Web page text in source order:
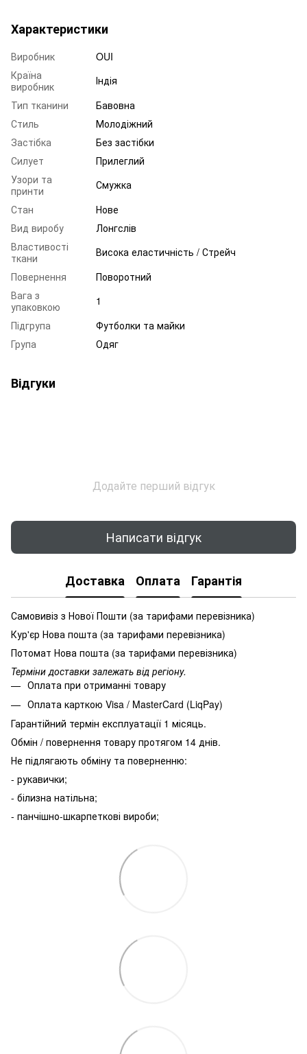
Характеристики
Виробник
OUI
Країна
виробник
Індія
Тип тканини
Бавовна
Стиль
Молодіжний
Застібка
Без застібки
Силует
Прилеглий
Узори та
принти
Смужка
Стан
Нове
Вид виробу
Лонгслів
Властивості
ткани
Висока еластичність / Стрейч
Повернення
Поворотний
Вага з
упаковкою
1
Підгрупа
Футболки та майки
Група
Одяг
Відгуки
Додайте перший відгук
Написати відгук
Доставка Оплата Гарантія
Самовивіз з Нової Пошти (за тарифами перевізника)
Кур'єр Нова пошта (за тарифами перевізника)
Потомат Нова пошта (за тарифами перевізника)
Терміни доставки залежать від регіону.
Оплата при отриманні товару
Оплата карткою Visa / MasterCard (LiqPay)
Гарантійний термін експлуатації 1 місяць.
Обмін / повернення товару протягом 14 днів.
Не підлягають обміну та поверненню:
- рукавички;
- білизна натільна;
- панчішно-шкарпеткові вироби;